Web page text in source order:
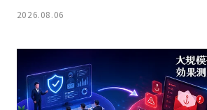
2026.08.06